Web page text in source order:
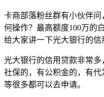
卡商部落粉丝群有小伙伴
何操作？最高额度100万的
给大家讲一下光大银行的信
光大银行的信用贷款非常
社保的，有公积金的，有
等很多都可以去申请。